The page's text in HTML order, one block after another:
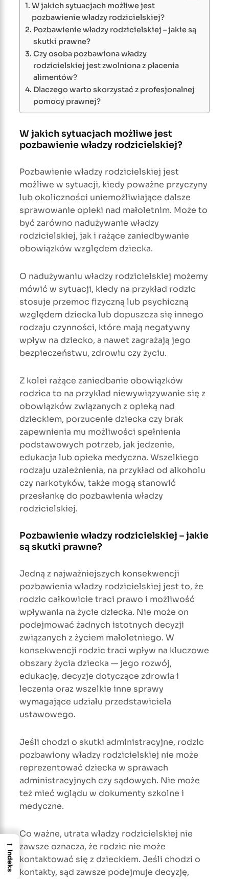
W jakich sytuacjach możliwe jest
pozbawienie władzy rodzicielskiej?
Pozbawienie władzy rodzicielskiej – jakie są
skutki prawne?
Czy osoba pozbawiona władzy
rodzicielskiej jest zwolniona z płacenia
alimentów?
Dlaczego warto skorzystać z profesjonalnej
pomocy prawnej?
W jakich sytuacjach możliwe jest
pozbawienie władzy rodzicielskiej?
Pozbawienie władzy rodzicielskiej jest
możliwe w sytuacji, kiedy poważne przyczyny
lub okoliczności uniemożliwiające dalsze
sprawowanie opieki nad małoletnim. Może to
być zarówno nadużywanie władzy
rodzicielskiej, jak i rażące zaniedbywanie
obowiązków względem dziecka.
O nadużywaniu władzy rodzicielskiej możemy
mówić w sytuacji, kiedy na przykład rodzic
stosuje przemoc fizyczną lub psychiczną
względem dziecka lub dopuszcza się innego
rodzaju czynności, które mają negatywny
wpływ na dziecko, a nawet zagrażają jego
bezpieczeństwu, zdrowiu czy życiu.
Z kolei rażące zaniedbanie obowiązków
rodzica to na przykład niewywiązywanie się z
obowiązków związanych z opieką nad
dzieckiem, porzucenie dziecka czy brak
zapewnienia mu możliwości spełnienia
podstawowych potrzeb, jak jedzenie,
edukacja lub opieka medyczna. Wszelkiego
rodzaju uzależnienia, na przykład od alkoholu
czy narkotyków, także mogą stanowić
przesłankę do pozbawienia władzy
rodzicielskiej.
Pozbawienie władzy rodzicielskiej – jakie
są skutki prawne?
Jedną z najważniejszych konsekwencji
pozbawienia władzy rodzicielskiej jest to, że
rodzic całkowicie traci prawo i możliwość
wpływania na życie dziecka. Nie może on
podejmować żadnych istotnych decyzji
związanych z życiem małoletniego. W
konsekwencji rodzic traci wpływ na kluczowe
obszary życia dziecka — jego rozwój,
edukację, decyzje dotyczące zdrowia i
leczenia oraz wszelkie inne sprawy
wymagające udziału przedstawiciela
ustawowego.
Jeśli chodzi o skutki administracyjne, rodzic
pozbawiony władzy rodzicielskiej nie może
reprezentować dziecka w sprawach
administracyjnych czy sądowych. Nie może
też mieć wglądu w dokumenty szkolne i
medyczne.
Co ważne, utrata władzy rodzicielskiej nie
zawsze oznacza, że rodzic nie może
kontaktować się z dzieckiem. Jeśli chodzi o
kontakty, sąd zawsze podejmuje decyzję,
→
Indeks